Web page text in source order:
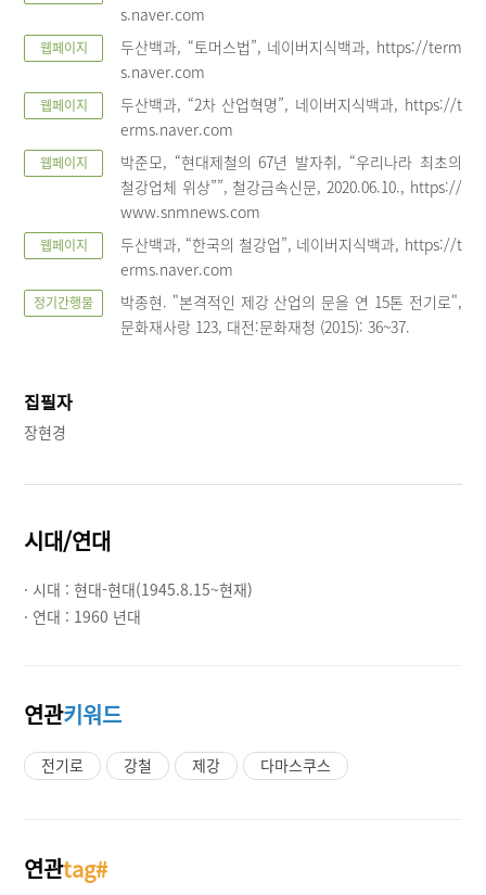
s.naver.com
웹페이지
두산백과, “토머스법”, 네이버지식백과, https://term
s.naver.com
웹페이지
두산백과, “2차 산업혁명”, 네이버지식백과, https://t
erms.naver.com
웹페이지
박준모, “현대제철의 67년 발자취, “우리나라 최초의
철강업체 위상””, 철강금속신문, 2020.06.10., https://
www.snmnews.com
웹페이지
두산백과, “한국의 철강업”, 네이버지식백과, https://t
erms.naver.com
정기간행물
박종현. "본격적인 제강 산업의 문을 연 15톤 전기로",
문화재사랑 123, 대전:문화재청 (2015): 36~37.
집필자
장현경
시대/연대
· 시대 :현대-현대(1945.8.15~현재)
· 연대 : 1960 년대
연관키워드
전기로 강철 제강 다마스쿠스
연관tag#